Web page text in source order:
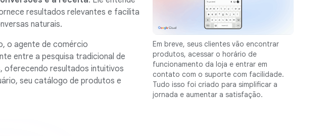
resultados relevantes e facilita
naturais.
o agente de comércio
entre a pesquisa tradicional de
oferecendo resultados intuitivos
seu catálogo de produtos e
Em breve, seus clientes vão encontrar
produtos, acessar o horário de
funcionamento da loja e entrar em
contato com o suporte com facilidade.
Tudo isso foi criado para simplificar a
jornada e aumentar a satisfação.